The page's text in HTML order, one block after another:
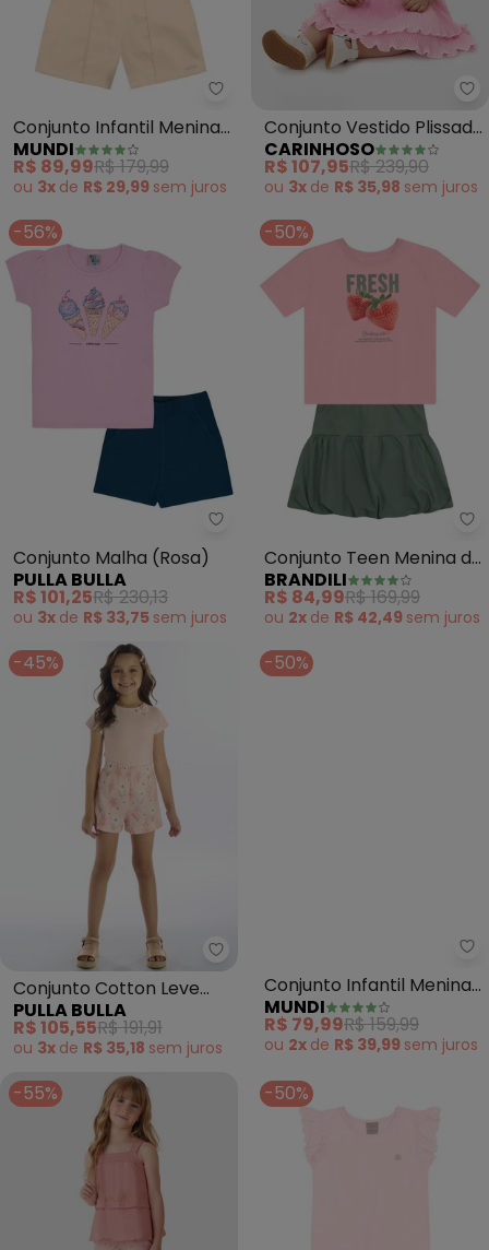
Mundi - Conjunto Infantil
Conjunto Infantil Menina
de Lacinho (Rosa)
MUNDI
R$ 89,99R$ 179,99
ou 3x de R$ 29,99 sem juros
Conjunto Vestido Plissado
(Rosa)
CARINHOSO
R$ 107,95R$ 239,90
ou 3x de R$ 35,98 sem juros
-56%
Pulla Bulla - Conjunto Malha
Conjunto Malha (Rosa)
PULLA BULLA
R$ 101,25R$ 230,13
ou 3x de R$ 33,75 sem juros
-50%
Conjunto Teen Menina de
Morango (Rosa)
BRANDILI
R$ 84,99R$ 169,99
ou 2x de R$ 42,49 sem juros
-45%
Pulla Bulla - Conjunto Cotton
Conjunto Cotton Leve
Trabalhado (Rosa)
PULLA BULLA
R$ 105,55R$ 191,91
ou 3x de R$ 35,18 sem juros
-50%
Conjunto Infantil Menina
em Babado (Rosa)
MUNDI
R$ 79,99R$ 159,99
ou 2x de R$ 39,99 semjuros
-55% -50%